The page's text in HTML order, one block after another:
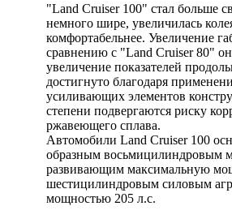
"Land Cruiser 100" стал больше
немного шире, увеличилась
комфортабельнее. Увеличение
сравнению с "Land Cruiser 80" он
увеличение показателей
достигнуто благодаря
усиливающих элементов
степени подвергаются риску
ржавеющего сплава.
Автомобили Land Cruiser 100
образным восьмицилиндровым
развивающим максимальную
шестицилиндровым силовым
мощностью 205 л.с.